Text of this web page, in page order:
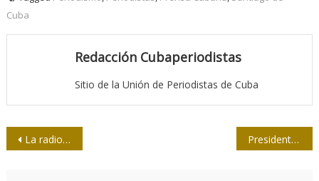
Cuba
Redacción Cubaperiodistas
Sitio de la Unión de Periodistas de Cuba
Navegación
La radio es mi medio natural Presidente Putin recibió a Díaz-Canel en Moscú